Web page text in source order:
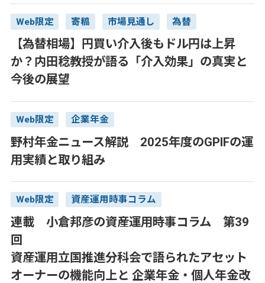
Web限定 寄稿 市場見通し 為替
【為替相場】円買い介入後もドル円は上昇
か？内田稔教授が語る「介入効果」の真実と
今後の展望
Web限定 企業年金
野村年金ニュース解説 2025年度のGPIFの運
用実績と取り組み
Web限定 資産運用時事コラム
連載 小倉邦彦の資産運用時事コラム 第39
回
資産運用立国推進分科会で語られたアセット
オーナーの機能向上と 企業年金・個人年金改